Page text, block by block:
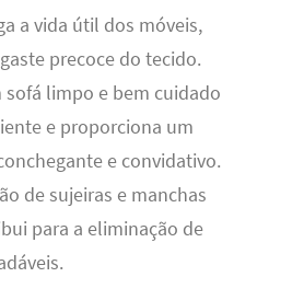
a vida útil dos móveis,
precoce do tecido.
sofá limpo e bem cuidado
e proporciona um
e convidativo.
de sujeiras e manchas
para a eliminação de